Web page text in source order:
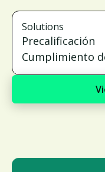
Solutions
Precalificación
Cumplimiento